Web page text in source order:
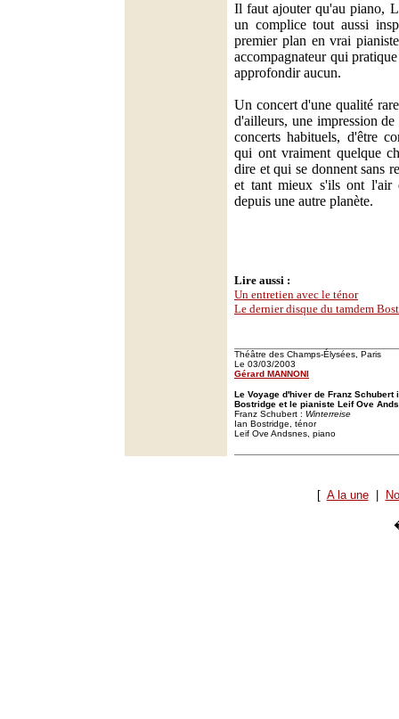
Il faut ajouter qu'au piano,
un complice tout aussi
premier plan en vrai
accompagnateur qui
approfondir aucun.
Un concert d'une qualité
d'ailleurs, une impression
concerts habituels, d'être
qui ont vraiment quelque
dire et qui se donnent sans
et tant mieux s'ils ont l'air
depuis une autre planète.
Lire aussi :
Un entretien avec le ténor
Le dernier disque du tamdem
Théâtre des Champs-Élysées, Paris
Le 03/03/2003
Gérard MANNONI
Le Voyage d'hiver de Franz Schubert
Bostridge et le pianiste Leif Ove
Franz Schubert : Winterreise
Ian Bostridge, ténor
Leif Ove Andsnes, piano
[ A la une|